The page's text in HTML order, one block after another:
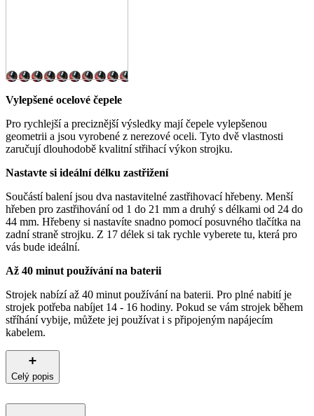
Vylepšené ocelové čepele
Pro rychlejší a preciznější výsledky mají čepele vylepšenou
geometrii a jsou vyrobené z nerezové oceli. Tyto dvě vlastnosti
zaručují dlouhodobě kvalitní střihací výkon strojku.
Nastavte si ideální délku zastřižení
Součástí balení jsou dva nastavitelné zastřihovací hřebeny. Menší
hřeben pro zastřihování od 1 do 21 mm a druhý s délkami od 24 do
44 mm. Hřebeny si nastavíte snadno pomocí posuvného tlačítka na
zadní straně strojku. Z 17 délek si tak rychle vyberete tu, která pro
vás bude ideální.
Až 40 minut používání na baterii
Strojek nabízí až 40 minut používání na baterii. Pro plné nabití je
strojek potřeba nabíjet 14 - 16 hodiny. Pokud se vám strojek během
stříhání vybije, můžete jej používat i s připojeným napájecím
kabelem.
Celý popis